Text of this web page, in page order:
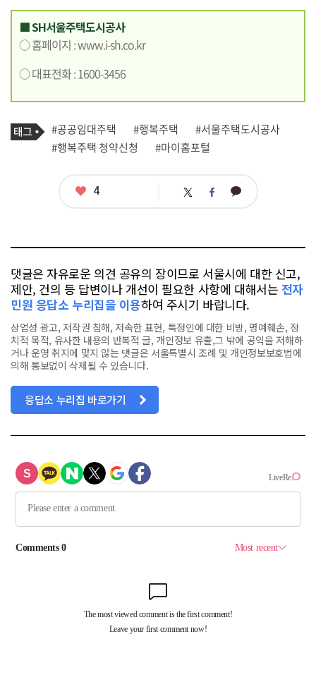
■ SH서울주택도시공사
○ 홈페이지 :www.i-sh.co.kr
○ 대표전화 : 1600-3456
기
사
관
련
태
그
#공공임대주택 #행복주택
#서울주택도시공사
#행복주택 청약신청
#마이홈포털
좋
4 트 페 카
댓글은 자유로운 의견 공유의 장이므로 서울시에 대한 신고,
제안, 건의 등 답변이나 개선이 필요한 사항에 대해서는 전자
민원 응답소 누리집을 이용하여 주시기 바랍니다.
상업성 광고, 저작권 침해, 저속한 표현, 특정인에 대한 비방, 명예훼손, 정
치적 목적, 유사한 내용의 반복적 글, 개인정보 유출,그 밖에 공익을 저해하
거나 운영 취지에 맞지 않는 댓글은 서울특별시 조례 및 개인정보보호법에
의해 통보없이 삭제될 수 있습니다.
응답소 누리집 바로가기